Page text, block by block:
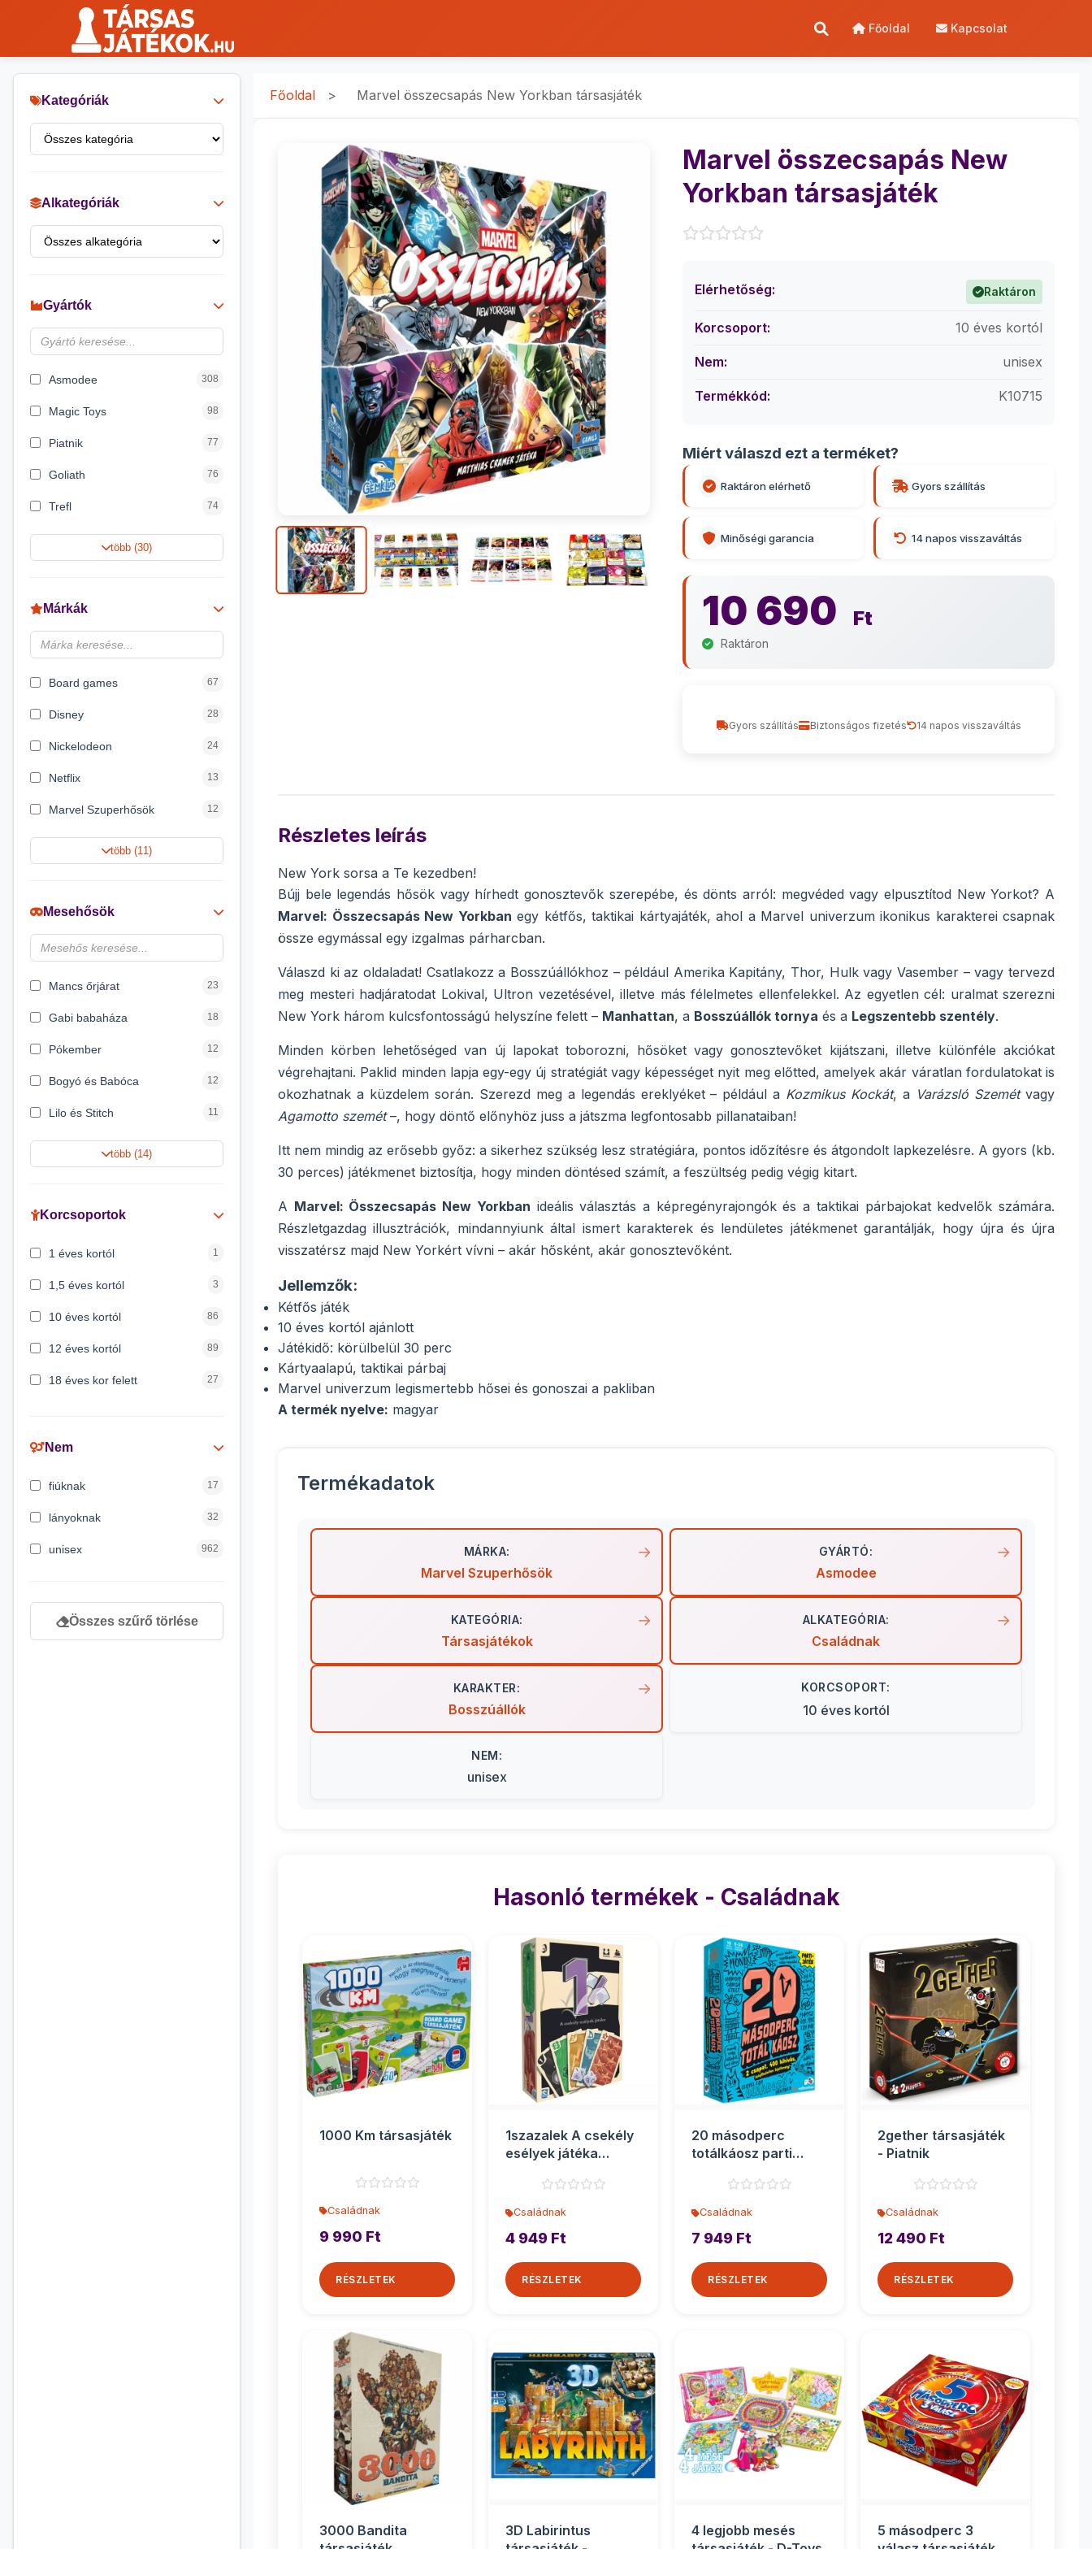
Főoldal Kapcsolat
Kategóriák
Alkategóriák
Gyártók
Asmodee 308
Magic Toys 98
Piatnik 77
Goliath 76
Trefl 74
Keller&Mayer 60
Spin Master
Delta Vision 28
több (30)
Márkák
Board games 67
Disney 28
Nickelodeon 24
Netflix 13
Marvel Szuperhősök 12
Summer Toys 10
Noris
Disney hercegnők 6
több (11)
Mesehősök
Mancs őrjárat 23
Gabi babaháza 18
Pókember 12
Bogyó és Babóca 12
Lilo és Stitch 11
Harry Potter 9
Peppa malac
több (14)
Korcsoportok
1 éves kortól 1
1,5 éves kortól 3
10 éves kortól 86
12 éves kortól 89
18 éves kor felett 27
3 éves kortól 200
7 éves kortól 53
Nem
fiúknak 17
lányoknak 32
unisex 962
Összes szűrő törlése
Főoldal > Marvel összecsapás New Yorkban társasjáték
Marvel összecsapás New
Yorkban társasjáték
Elérhetőség: Raktáron
Korcsoport: 10 éves kortól
Nem: unisex
Termékkód: K10715
Miért válaszd ezt a terméket?
Raktáron elérhető Gyors szállítás
Minőségi garancia 14 napos visszaváltás
10 690 Ft
Raktáron
Gyors szállítás Biztonságos fizetés 14 napos visszaváltás
Részletes leírás
New York sorsa a Te kezedben!
Bújj bele legendás hősök vagy hírhedt gonosztevők szerepébe, és dönts arról: megvéded vagy elpusztítod New Yorkot? A
Marvel: Összecsapás New Yorkban egy kétfős, taktikai kártyajáték, ahol a Marvel univerzum ikonikus karakterei csapnak
össze egymással egy izgalmas párharcban.
Válaszd ki az oldaladat! Csatlakozz a Bosszúállókhoz – például Amerika Kapitány, Thor, Hulk vagy Vasember – vagy tervezd
meg mesteri hadjáratodat Lokival, Ultron vezetésével, illetve más félelmetes ellenfelekkel. Az egyetlen cél: uralmat szerezni
New York három kulcsfontosságú helyszíne felett – Manhattan, a Bosszúállók tornya és a Legszentebb szentély.
Minden körben lehetőséged van új lapokat toborozni, hősöket vagy gonosztevőket kijátszani, illetve különféle akciókat
végrehajtani. Paklid minden lapja egy-egy új stratégiát vagy képességet nyit meg előtted, amelyek akár váratlan fordulatokat is
okozhatnak a küzdelem során. Szerezd meg a legendás ereklyéket – például a Kozmikus Kockát, a Varázsló Szemétvagy
Agamotto szemét–, hogy döntő előnyhöz juss a játszma legfontosabb pillanataiban!
Itt nem mindig az erősebb győz: a sikerhez szükség lesz stratégiára, pontos időzítésre és átgondolt lapkezelésre. A gyors (kb.
30 perces) játékmenet biztosítja, hogy minden döntésed számít, a feszültség pedig végig kitart.
A Marvel: Összecsapás New Yorkban ideális választás a képregényrajongók és a taktikai párbajokat kedvelők számára.
Részletgazdag illusztrációk, mindannyiunk által ismert karakterek és lendületes játékmenet garantálják, hogy újra és újra
visszatérsz majd New Yorkért vívni – akár hősként, akár gonosztevőként.
Jellemzők:
Kétfős játék
10 éves kortól ajánlott
Játékidő: körülbelül 30 perc
Kártyaalapú, taktikai párbaj
Marvel univerzum legismertebb hősei és gonoszai a pakliban
A termék nyelve: magyar
Termékadatok
MÁRKA:
Marvel Szuperhősök
GYÁRTÓ:
Asmodee
KATEGÓRIA:
Társasjátékok
ALKATEGÓRIA:
Családnak
KARAKTER:
Bosszúállók
KORCSOPORT:
10 éves kortól
NEM:
unisex
Hasonló termékek - Családnak
1000 Km társasjáték
Családnak
9 990 Ft
RÉSZLETEK
1szazalek A csekély
esélyek játéka
Családnak
4 949 Ft
RÉSZLETEK
20 másodperc
totálkáosz parti
Családnak
7 949 Ft
RÉSZLETEK
2gether társasjáték
- Piatnik
Családnak
12 490 Ft
RÉSZLETEK
3000 Bandita
3D Labirintus
4 legjobb mesés
5 másodperc 3